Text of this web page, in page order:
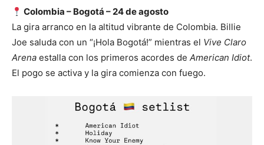
Colombia – Bogotá – 24 de agosto
La gira arranco en la altitud vibrante de Colombia. Billie
Joe saluda con un “¡Hola Bogotá!” mientras el Vive Claro
Arena estalla con los primeros acordes de American Idiot.
El pogo se activa y la gira comienza con fuego.